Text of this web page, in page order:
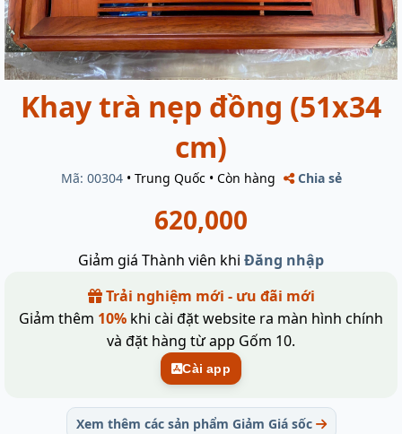
Khay trà nẹp đồng (51x34
cm)
Mã: 00304 • Trung Quốc • Còn hàng Chia sẻ
620,000
Giảm giá Thành viên khi Đăng nhập
Trải nghiệm mới - ưu đãi mới
Giảm thêm 10% khi cài đặt website ra màn hình chính
và đặt hàng từ app Gốm 10.
Cài app
Xem thêm các sản phẩm Giảm Giá sốc